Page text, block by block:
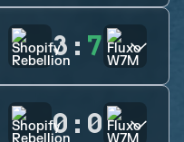
3 : 7
0 : 0